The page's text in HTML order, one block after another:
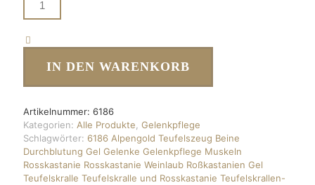
Menge
IN DEN WARENKORB
Artikelnummer: 6186
Kategorien: Alle Produkte Gelenkpflege
Schlagwörter: 6186 Alpengold Teufelszeug Beine
Durchblutung Gel Gelenke Gelenkpflege Muskeln
Rosskastanie Rosskastanie Weinlaub Roßkastanien Gel
Teufelskralle Teufelskralle und Rosskastanie Teufelskrallen-